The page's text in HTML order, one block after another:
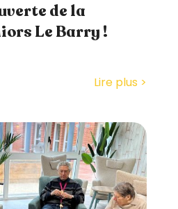
de la
Le Barry !
Lire plus >